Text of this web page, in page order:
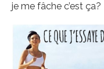
je me fâche c’est ça?